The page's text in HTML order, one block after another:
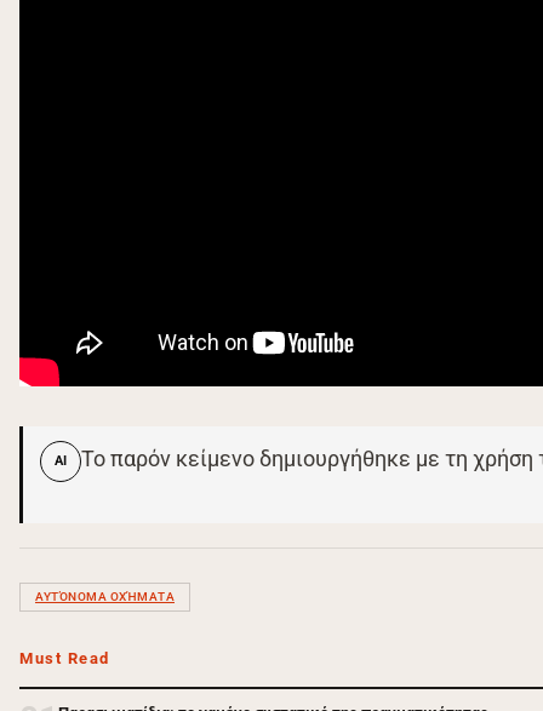
AI Το παρόν κείμενο δημιουργήθηκε με τη
ΑΥΤΌΝΟΜΑ ΟΧΉΜΑΤΑ
Must Read